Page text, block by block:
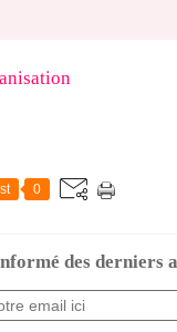
0
des derniers